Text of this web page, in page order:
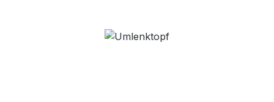
Bildergalerie überspringen